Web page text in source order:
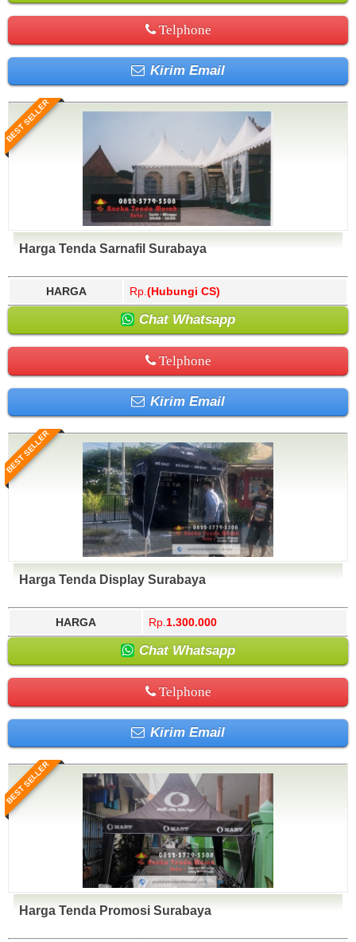
Telphone
Kirim Email
BEST SELLER
Harga Tenda Sarnafil Surabaya
HARGA Rp. (Hubungi CS)
Chat Whatsapp
Telphone
Kirim Email
BEST SELLER
Harga Tenda Display Surabaya
HARGA Rp. 1.300.000
Chat Whatsapp
Telphone
Kirim Email
BEST SELLER
Harga Tenda Promosi Surabaya